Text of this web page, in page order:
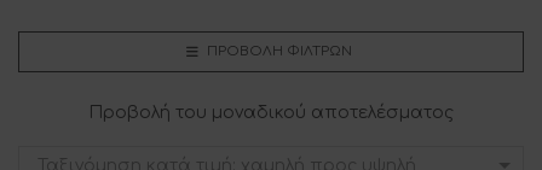
ΠΡΟΒΟΛΉ ΦΊΛΤΡΩΝ
Προβολή του μοναδικού αποτελέσματος
Ταξινόμηση κατά τιμή: χαμηλή προς υψηλή